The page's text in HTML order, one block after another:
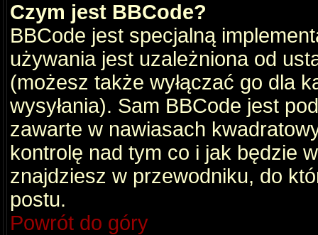
Czym jest BBCode?
BBCode jest specjalną
używania jest uzależniona od
(możesz także wyłączać go dla
wysyłania). Sam BBCode jest
zawarte w nawiasach
kontrolę nad tym co i jak będzie
znajdziesz w przewodniku, do
postu.
Powrót do góry